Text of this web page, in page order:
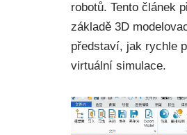
robotů. Tento článek
základě 3D
představí, jak rychle
virtuální simulace.